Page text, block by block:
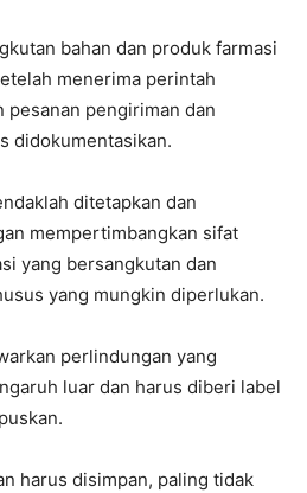
bahan dan produk farmasi
menerima perintah
pesanan pengiriman dan
didokumentasikan.
ditetapkan dan
mempertimbangkan sifat
yang bersangkutan dan
yang mungkin diperlukan.
perlindungan yang
luar dan harus diberi label
harus disimpan, paling tidak